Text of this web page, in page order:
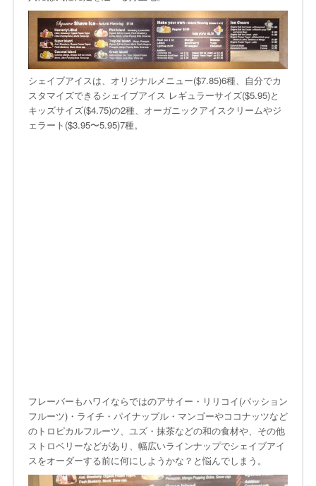
シェイブアイスは、オリジナルメニュー($7.85)6種、自分でカ
スタマイズできるシェイブアイス レギュラーサイズ($5.95)と
キッズサイズ($4.75)の2種、オーガニックアイスクリームやジ
ェラート($3.95〜5.95)7種。
フレーバーもハワイならではのアサイー・リリコイ(パッション
フルーツ)・ライチ・パイナップル・マンゴーやココナッツなど
のトロピカルフルーツ、ユズ・抹茶などの和の食材や、その他
ストロベリーなどがあり、幅広いラインナップでシェイブアイ
スをオーダーする前に何にしようかな？と悩んでしまう。